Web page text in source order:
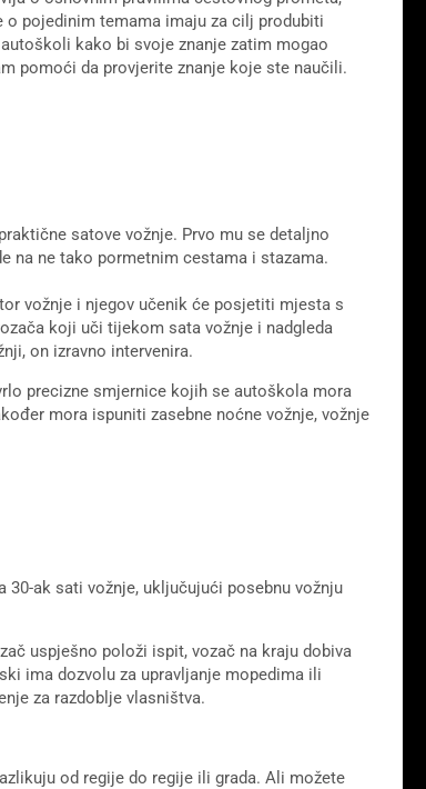
o pojedinim temama imaju za cilj produbiti
kako bi svoje znanje zatim mogao
pomoći da provjerite znanje koje ste naučili.
satove vožnje. Prvo mu se detaljno
na ne tako pormetnim cestama i stazama.
vožnje i njegov učenik će posjetiti mjesta s
koji uči tijekom sata vožnje i nadgleda
on izravno intervenira.
precizne smjernice kojih se autoškola mora
mora ispuniti zasebne noćne vožnje, vožnje
ak sati vožnje, uključujući posebnu vožnju
uspješno položi ispit, vozač na kraju dobiva
ima dozvolu za upravljanje mopedima ili
za razdoblje vlasništva.
od regije do regije ili grada. Ali možete